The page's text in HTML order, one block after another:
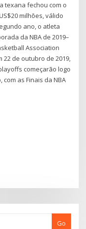
texana fechou com o
milhões, válido
ano, o atleta
da NBA de 2019–
Association
22 de outubro de 2019,
começarão logo
as Finais da NBA
Go